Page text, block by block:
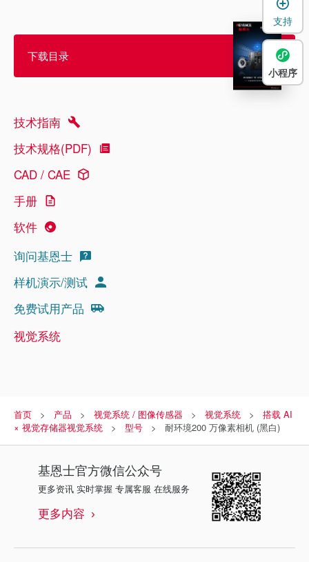
下载目录
技术指南
技术规格(PDF)
CAD / CAE
手册
软件
询问基恩士
样机演示/测试
免费试用产品
视觉系统
首页 产品 视觉系统 / 图像传感器 视觉系统
搭载 AI
× 视觉存储器视觉系统
型号 耐环境200 万像素相机 (黑白)
基恩士官方微信公众号
更多资讯 实时掌握 专属客服 在线服务
更多内容
支持
小程序